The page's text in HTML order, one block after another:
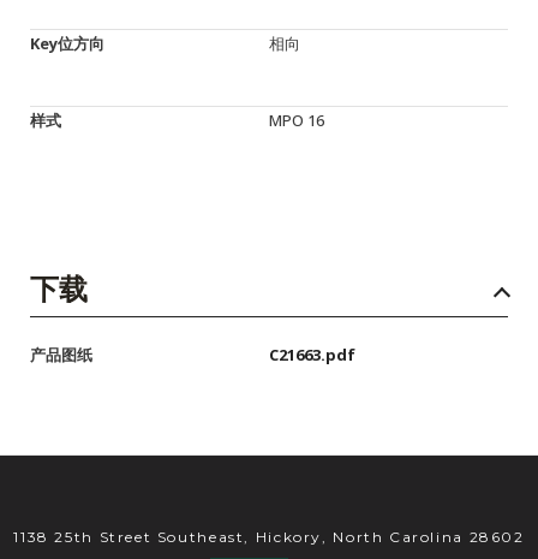
Key位方向 相向
样式 MPO 16
下载
产品图纸 C21663.pdf
1138 25th Street Southeast, Hickory, North Carolina 28602